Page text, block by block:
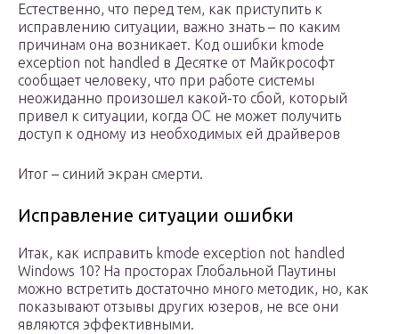
Естественно, что перед тем, как приступить к
исправлению ситуации, важно знать – по каким
причинам она возникает. Код ошибки kmode
exception not handled в Десятке от Майкрософт
сообщает человеку, что при работе системы
неожиданно произошел какой-то сбой, который
привел к ситуации, когда ОС не может получить
доступ к одному из необходимых ей драйверов
Итог – синий экран смерти.
Исправление ситуации ошибки
Итак, как исправить kmode exception not handled
Windows 10? На просторах Глобальной Паутины
можно встретить достаточно много методик, но, как
показывают отзывы других юзеров, не все они
являются эффективными.